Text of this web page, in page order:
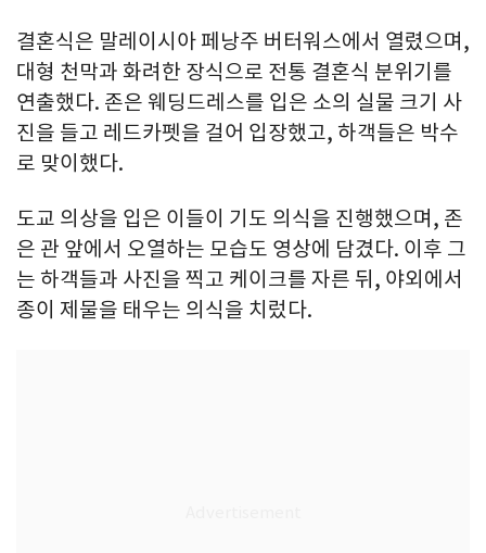
결혼식은 말레이시아 페낭주 버터워스에서 열렸으며,
대형 천막과 화려한 장식으로 전통 결혼식 분위기를
연출했다. 존은 웨딩드레스를 입은 소의 실물 크기 사
진을 들고 레드카펫을 걸어 입장했고, 하객들은 박수
로 맞이했다.
도교 의상을 입은 이들이 기도 의식을 진행했으며, 존
은 관 앞에서 오열하는 모습도 영상에 담겼다. 이후 그
는 하객들과 사진을 찍고 케이크를 자른 뒤, 야외에서
종이 제물을 태우는 의식을 치렀다.